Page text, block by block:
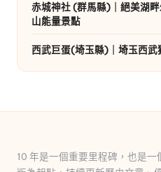
赤城神社 (群馬縣)｜絕美湖
山能量景點
西武巨蛋(埼玉縣)｜埼玉西
10 年是一個重要里程碑，也是